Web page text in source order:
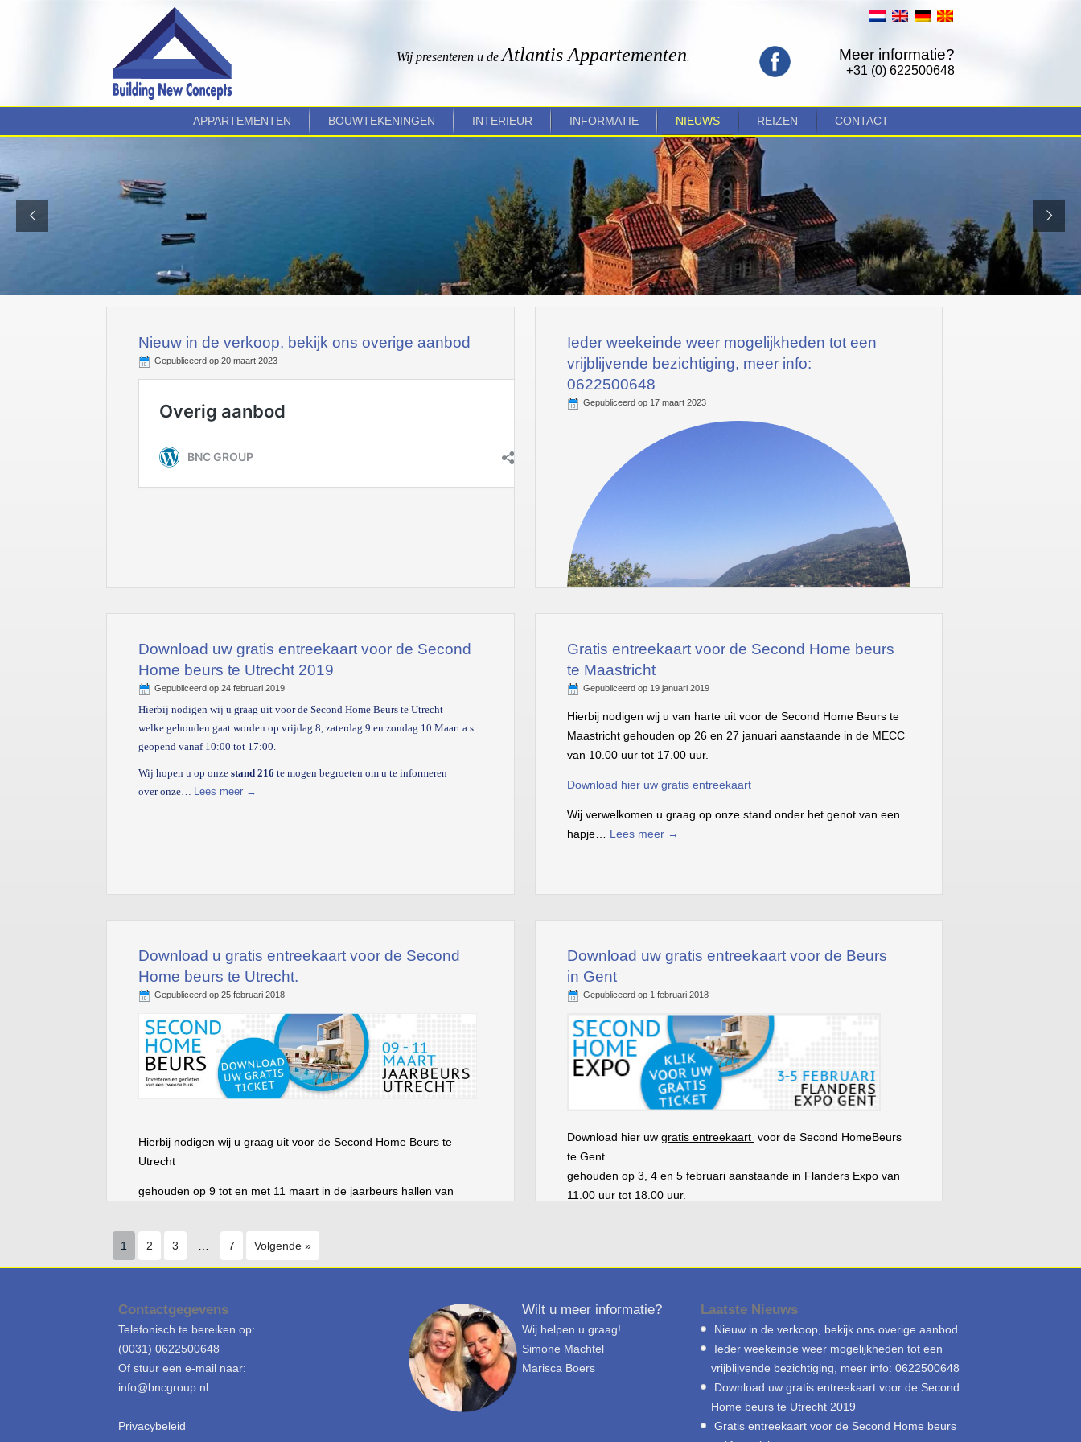
Wij presenteren u de Atlantis Appartementen Meer informatie?
+31 (0) 622500648
APPARTEMENTEN BOUWTEKENINGEN INTERIEUR INFORMATIE NIEUWS REIZEN CONTACT
Nieuw in de verkoop, bekijk ons overige aanbod
Gepubliceerd op 20 maart 2023
Ieder weekeinde weer mogelijkheden tot een
vrijblijvende bezichtiging, meer info:
0622500648
Gepubliceerd op 17 maart 2023
Download uw gratis entreekaart voor de Second
Home beurs te Utrecht 2019
Gepubliceerd op 24 februari 2019
Hierbij nodigen wij u graag uit voor de Second Home Beurs te Utrecht
welke gehouden gaat worden op vrijdag 8, zaterdag 9 en zondag 10 Maart a.s.
geopend vanaf 10:00 tot 17:00.
Wij hopen u op onze stand 216 te mogen begroeten om u te informeren
over onze… Lees meer →
Gratis entreekaart voor de Second Home beurs
te Maastricht
Gepubliceerd op 19 januari 2019
Hierbij nodigen wij u van harte uit voor de Second Home Beurs te
Maastricht gehouden op 26 en 27 januari aanstaande in de MECC
van 10.00 uur tot 17.00 uur.
Download hier uw gratis entreekaart
Wij verwelkomen u graag op onze stand onder het genot van een
hapje… Lees meer →
Download u gratis entreekaart voor de Second
Home beurs te Utrecht.
Gepubliceerd op 25 februari 2018
Hierbij nodigen wij u graag uit voor de Second Home Beurs te
Utrecht
gehouden op 9 tot en met 11 maart in de jaarbeurs hallen van
Download u gratis entreekaart door onderstaande link in uw
Download uw gratis entreekaart voor de Beurs
in Gent
Gepubliceerd op 1 februari 2018
Download hier uw gratis entreekaart voor de Second HomeBeurs
te Gent
gehouden op 3, 4 en 5 februari aanstaande in Flanders Expo van
11.00 uur tot 18.00 uur.
1 2 3 7 Volgende »
Contactgegevens
Telefonisch te bereiken op:
(0031) 0622500648
Of stuur een e-mail naar:
info@bncgroup.nl
Privacybeleid
Wilt u meer informatie?
Wij helpen u graag!
Simone Machtel
Marisca Boers
Laatste Nieuws
Nieuw in de verkoop, bekijk ons overige aanbod
Ieder weekeinde weer mogelijkheden tot een
vrijblijvende bezichtiging, meer info: 0622500648
Download uw gratis entreekaart voor de Second
Home beurs te Utrecht 2019
Gratis entreekaart voor de Second Home beurs